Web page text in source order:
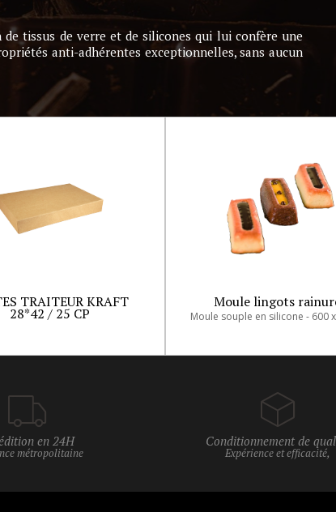
tissus de verre et de silicones qui lui confère une
anti-adhérentes exceptionnelles, sans aucun
TRAITEUR KRAFT
28*42 / 25 CP
Moule lingots
en 24H
métropolitaine
Conditionnement de
Expérience et efficacité,